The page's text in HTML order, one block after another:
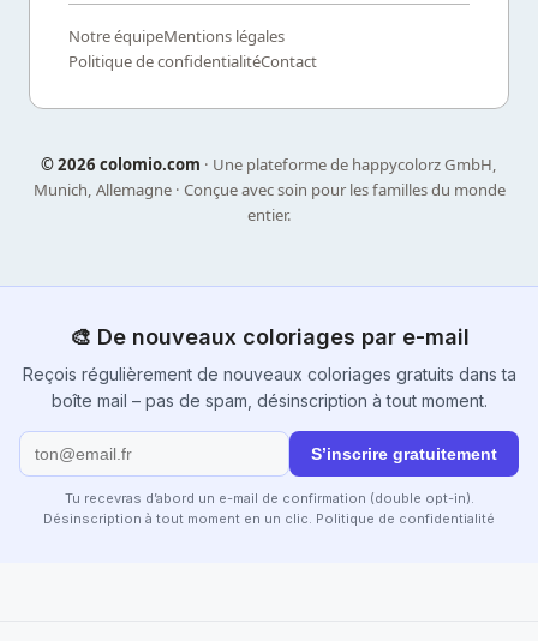
Notre équipeMentions légales
Politique de confidentialitéContact
©2026 colomio.com · Une plateforme de happycolorz GmbH,
Munich, Allemagne · Conçue avec soin pour les familles du monde
entier.
🎨 De nouveaux coloriages par e-mail
Reçois régulièrement de nouveaux coloriages gratuits dans ta
boîte mail – pas de spam, désinscription à tout moment.
S’inscrire gratuitement
Tu recevras d’abord un e-mail de confirmation (double opt-in).
Désinscription à tout moment en un clic. Politique de confidentialité